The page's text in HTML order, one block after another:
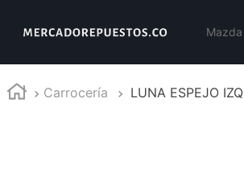
Mazda
Carrocería LUNA ESPEJO IZQ